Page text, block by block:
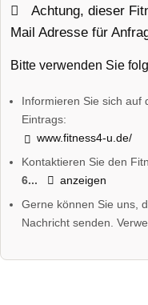
Achtung, dieser
Mail Adresse für
Bitte verwenden Sie
Informieren Sie sich auf
Eintrags:
www.fitness4-u.de/
Kontaktieren Sie den
6...
anzeigen
Gerne können Sie uns,
Nachricht senden.